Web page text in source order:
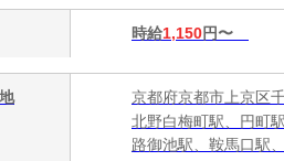
時給1,150円〜
京都府京都市上京区
北野白梅町駅、円町
路御池駅、鞍馬口駅